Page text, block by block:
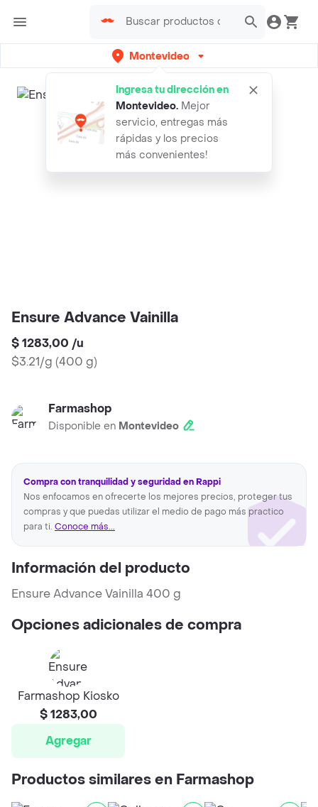
Montevideo
Ingresa tu dirección en
Montevideo. Mejor
servicio, entregas más
rápidas y los precios
más convenientes!
Ensure Advance Vainilla
$ 1283,00 /u
$3.21/g (400 g)
Farmashop
Disponible en Montevideo
Compra con tranquilidad y seguridad en Rappi
Nos enfocamos en ofrecerte los mejores precios, proteger tus
compras y que puedas utilizar el medio de pago más practico
para ti. Conoce más...
Información del producto
Ensure Advance Vainilla 400 g
Opciones adicionales de compra
Farmashop Kiosko
$ 1283,00
Agregar
Productos similares en Farmashop